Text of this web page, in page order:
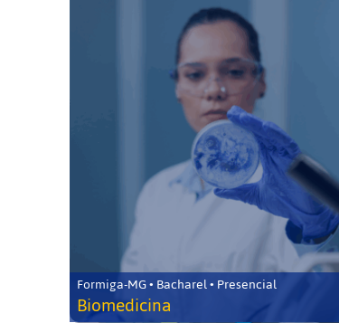
Formiga-MG • Bacharel • Presencial
Biomedicina